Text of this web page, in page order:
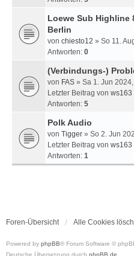
Loewe Sub Highline
Berlin
von chiesto12 » So 11.
Antworten: 0
(Verbindungs-)
von FAS » Sa 1. Jun
Letzter Beitrag von ws163
Antworten: 5
Polk Audio
von Tigger » So 2. Jun
Letzter Beitrag von ws163
Antworten: 1
Foren-Übersicht Alle Cookies
Powered by phpBB® Forum Software ©
Deutsche Übersetzung durch phpBB.de